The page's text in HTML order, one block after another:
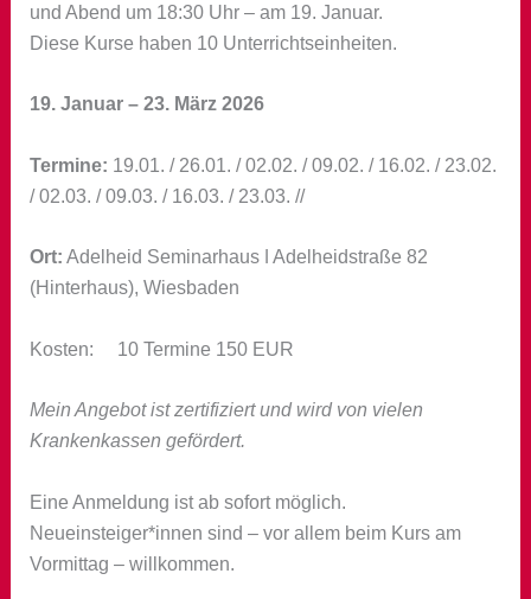
und Abend um 18:30 Uhr – am 19. Januar.
Diese Kurse haben 10 Unterrichtseinheiten.
19. Januar – 23. März 2026
Termine: 19.01. / 26.01. / 02.02. / 09.02. / 16.02. / 23.02.
/ 02.03. / 09.03. / 16.03. / 23.03. //
Ort: Adelheid Seminarhaus ǀ Adelheidstraße 82
(Hinterhaus), Wiesbaden
Kosten: 10 Termine 150 EUR
Mein Angebot ist zertifiziert und wird von vielen
Krankenkassen gefördert.
Eine Anmeldung ist ab sofort möglich.
Neueinsteiger*innen sind – vor allem beim Kurs am
Vormittag – willkommen.